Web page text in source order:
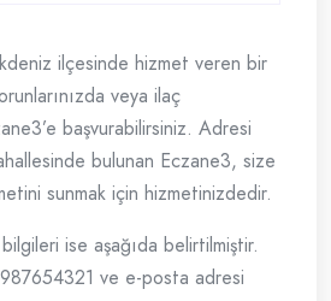
ilçesinde hizmet veren bir
veya ilaç
başvurabilirsiniz. Adresi
bulunan Eczane3, size
sunmak için hizmetinizdedir.
ise aşağıda belirtilmiştir.
ve e-posta adresi